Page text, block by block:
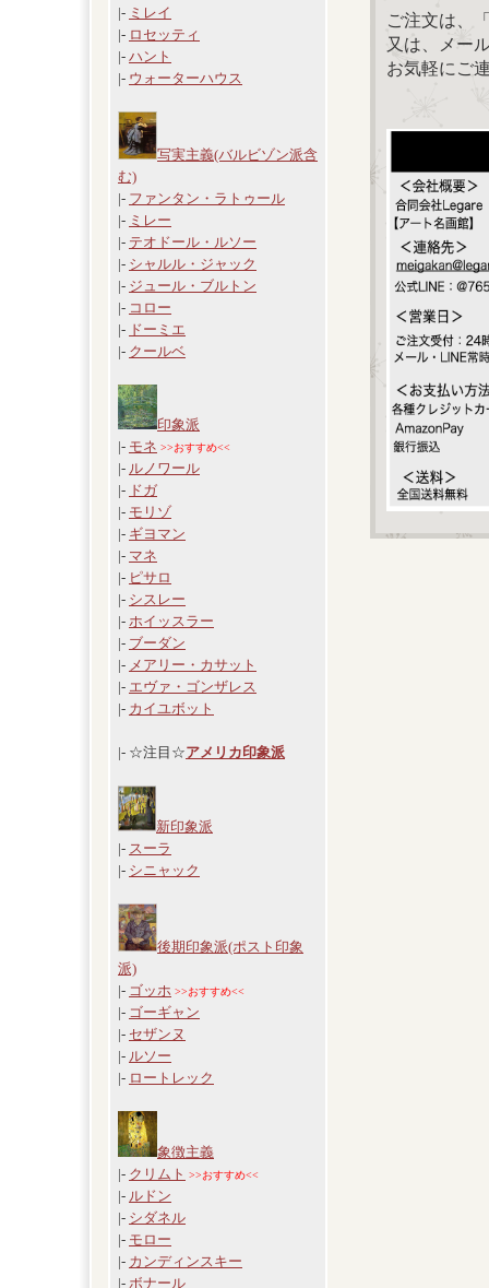
|- ミレイ
|- ロセッティ
|- ハント
|- ウォーターハウス
写実主義(バルビゾン派含
む)
|- ファンタン・ラトゥール
|- ミレー
|- テオドール・ルソー
|- シャルル・ジャック
|- ジュール・ブルトン
|- コロー
|- ドーミエ
|- クールベ
印象派
|- モネ >>おすすめ<<
|- ルノワール
|- ドガ
|- モリゾ
|- ギヨマン
|- マネ
|- ピサロ
|- シスレー
|- ホイッスラー
|- ブーダン
|- メアリー・カサット
|- エヴァ・ゴンザレス
|- カイユボット
|- ☆注目☆アメリカ印象派
新印象派
|- スーラ
|- シニャック
後期印象派(ポスト印象
派)
|- ゴッホ >>おすすめ<<
|- ゴーギャン
|- セザンヌ
|- ルソー
|- ロートレック
象徴主義
|- クリムト >>おすすめ<<
|- ルドン
|- シダネル
|- モロー
|- カンディンスキー
|- ボナール
ご注文は、
又は、メー
お気軽にご